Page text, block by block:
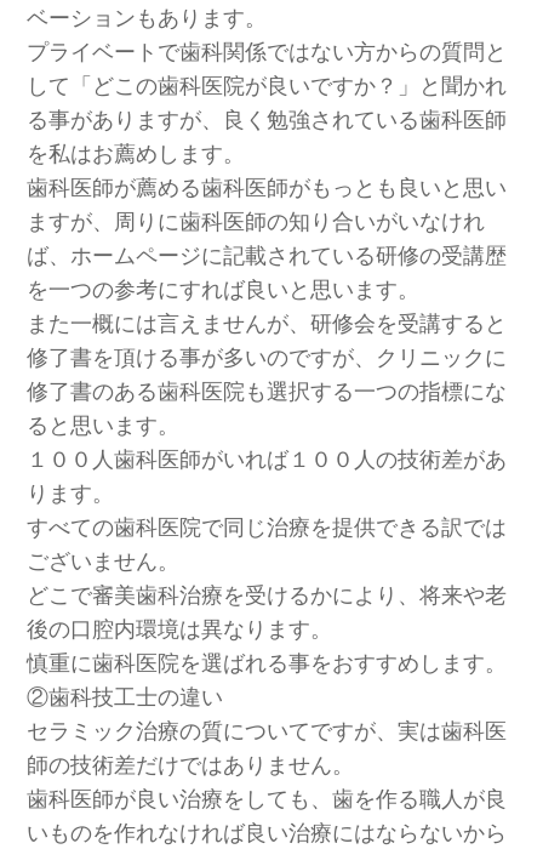
ベーションもあります。
プライベートで歯科関係ではない方からの質問と
して「どこの歯科医院が良いですか？」と聞かれ
る事がありますが、良く勉強されている歯科医師
を私はお薦めします。
歯科医師が薦める歯科医師がもっとも良いと思い
ますが、周りに歯科医師の知り合いがいなけれ
ば、ホームページに記載されている研修の受講歴
を一つの参考にすれば良いと思います。
また一概には言えませんが、研修会を受講すると
修了書を頂ける事が多いのですが、クリニックに
修了書のある歯科医院も選択する一つの指標にな
ると思います。
１００人歯科医師がいれば１００人の技術差があ
ります。
すべての歯科医院で同じ治療を提供できる訳では
ございません。
どこで審美歯科治療を受けるかにより、将来や老
後の口腔内環境は異なります。
慎重に歯科医院を選ばれる事をおすすめします。
②歯科技工士の違い
セラミック治療の質についてですが、実は歯科医
師の技術差だけではありません。
歯科医師が良い治療をしても、歯を作る職人が良
いものを作れなければ良い治療にはならないから